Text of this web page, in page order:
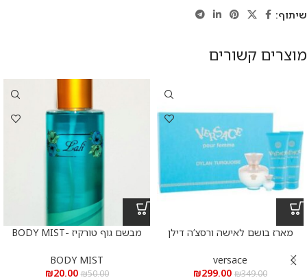
שיתוף:
מוצרים קשורים
מארז בושם לאישה ורסצ’ה דילן
מ”ל + ג’ל גוף 100 מ”ל + ג’ל רחצה
100 מ”ל
versace
₪349.00
₪299.00
מבשם גוף טורקיז -BODY MIST
BODY MIST
₪50.00
₪20.00